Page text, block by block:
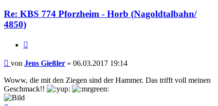
Re: KBS 774 Pforzheim - Horb (Nagoldtalbahn/
4850)
Beitrag
von Jens Gießler » 06.03.2017 19:14
Woww, die mit den Ziegen sind der Hammer. Das trifft voll meinen
Geschmack!!